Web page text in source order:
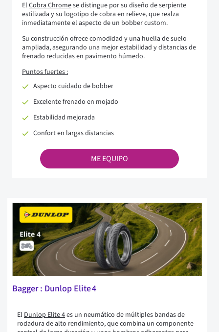
El Cobra Chromese distingue por su diseño de serpiente
estilizada y su logotipo de cobra en relieve, que realza
inmediatamente el aspecto de un bobber custom.
Su construcción ofrece comodidad y una huella de suelo
ampliada, asegurando una mejor estabilidad y distancias de
frenado reducidas en pavimento húmedo.
Puntos fuertes :
Aspecto cuidado de bobber
Excelente frenado en mojado
Estabilidad mejorada
Confort en largas distancias
ME EQUIPO
Bagger : Dunlop Elite 4
El Dunlop Elite 4es un neumático de múltiples bandas de
rodadura de alto rendimiento, que combina un componente